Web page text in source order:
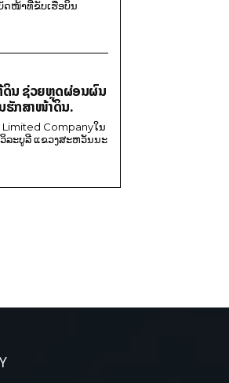
ດໜ້າທີ່ຂັບເຮືອບິນ
ດິນ ຊ່ວຍຫຼຸດຜ່ອນຜົນ
ຮັກສາໜ້າດິນ.
Limited Companyໃນ
ລະບູລີ ແຂວງສະຫວັນນະ